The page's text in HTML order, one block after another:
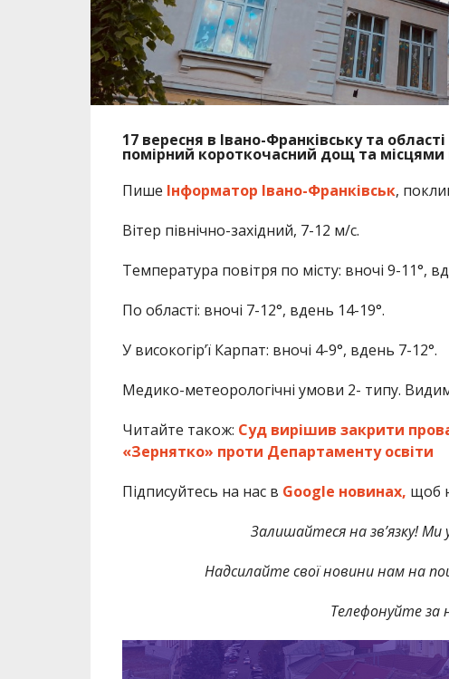
17 вересня в Івано-Франківську та
помірний короткочасний дощ та місцями
Пише Інформатор Івано-Франківськ,
Вітер північно-західний, 7-12 м/с.
Температура повітря по місту: вночі 9-11°,
По області: вночі 7-12°, вдень 14-19°.
У високогір’ї Карпат: вночі 4-9°, вдень 7-12°.
Медико-метеорологічні умови 2- типу.
Читайте також: Суд вирішив закрити
«Зернятко» проти Департаменту освіти
Підписуйтесь на нас в Google новинах, щоб
Залишайтеся на зв’язку! Ми
Надсилайте свої новини нам на
Телефонуйте за